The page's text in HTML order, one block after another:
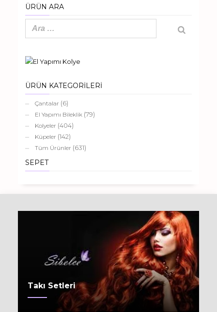
ÜRÜN ARA
ÜRÜN KATEGORİLERİ
Çantalar (6)
El Yapımı Bileklik (79)
Kolyeler (404)
Küpeler (142)
Tüm Ürünler (631)
SEPET
Takı Setleri